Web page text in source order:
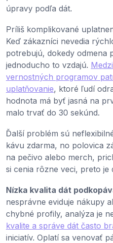
úpravy podľa dát.
Príliš komplikované
Keď zákazníci nevedia
potrebujú, dokedy odmena
jednoducho to vzdajú.
vernostných programov
uplatňovanie, ktoré ľudí
hodnota má byť jasná na
malo trvať do 30 sekúnd.
Ďalší problém sú
kávu zdarma, no polovica
na pečivo alebo merch,
si cenia rôzne veci, preto je
Nízka kvalita dát
nesprávne eviduje nákupy
chybné profily, analýza je
kvalite a správe dát často
iniciatív. Oplatí sa venovať